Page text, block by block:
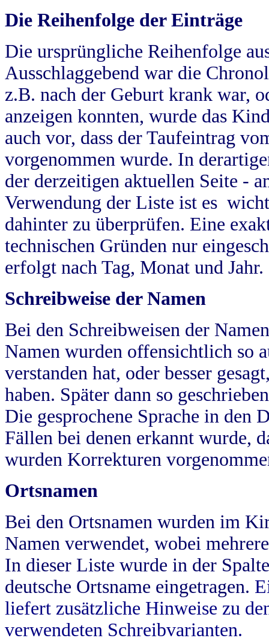
Die Reihenfolge der Einträge
Die ursprüngliche Reihenfolge
Ausschlaggebend war die
z.B. nach der Geburt krank war,
anzeigen konnten, wurde das
auch vor, dass der Taufeintrag
vorgenommen wurde. In
der derzeitigen aktuellen Seite -
Verwendung der Liste ist es
dahinter zu überprüfen. Eine
technischen Gründen nur
erfolgt nach Tag, Monat und Jahr.
Schreibweise der Namen
Bei den Schreibweisen der
Namen wurden offensichtlich so
verstanden hat, oder besser
haben. Später dann so
Die gesprochene Sprache in
Fällen bei denen erkannt wurde,
wurden Korrekturen
Ortsnamen
Bei den Ortsnamen wurden im
Namen verwendet, wobei
In dieser Liste wurde in der
deutsche Ortsname eingetragen.
liefert zusätzliche Hinweise zu
verwendeten Schreibvarianten.